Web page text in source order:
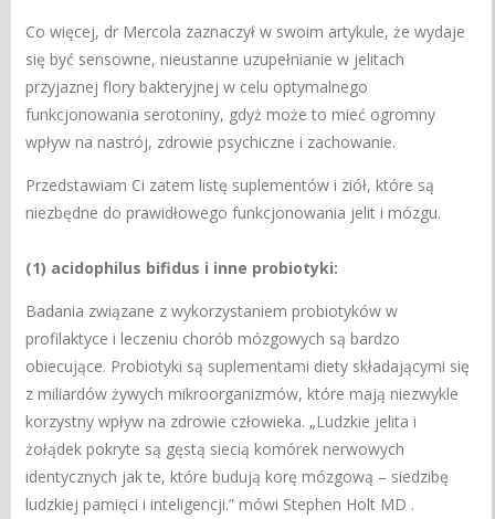
Co więcej, dr Mercola zaznaczył w swoim artykule, że wydaje
się być sensowne, nieustanne uzupełnianie w jelitach
przyjaznej flory bakteryjnej w celu optymalnego
funkcjonowania serotoniny, gdyż może to mieć ogromny
wpływ na nastrój, zdrowie psychiczne i zachowanie.
Przedstawiam Ci zatem listę suplementów i ziół, które są
niezbędne do prawidłowego funkcjonowania jelit i mózgu.
(1) acidophilus bifidus i inne probiotyki:
Badania związane z wykorzystaniem probiotyków w
profilaktyce i leczeniu chorób mózgowych są bardzo
obiecujące. Probiotyki są suplementami diety składającymi się
z miliardów żywych mikroorganizmów, które mają niezwykle
korzystny wpływ na zdrowie człowieka. „Ludzkie jelita i
żołądek pokryte są gęstą siecią komórek nerwowych
identycznych jak te, które budują korę mózgową – siedzibę
ludzkiej pamięci i inteligencji.” mówi Stephen Holt MD .